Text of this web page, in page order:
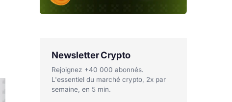
Newsletter Crypto
Rejoignez +40 000 abonnés.
L'essentiel du marché crypto, 2x par
semaine, en 5 min.